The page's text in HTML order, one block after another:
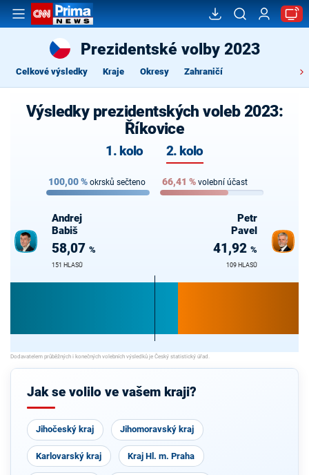
Prezidentské volby 2023
Celkové výsledky Kraje Okresy Zahraničí
Výsledky prezidentských voleb 2023:
Říkovice
1. kolo 2. kolo
100,00% okrsků sečteno 66,41 % volební účast
Andrej
Babiš
58,07 %
151 HLASŮ
Petr
Pavel
41,92 %
109 HLASŮ
Jak se volilo ve vašem kraji?
Jihočeský kraj Jihomoravský kraj
Karlovarský kraj Kraj Hl. m. Praha